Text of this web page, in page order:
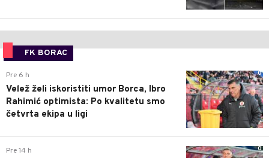
FK BORAC
0
Pre 6 h
Velež želi iskoristiti umor Borca, Ibro
Rahimić optimista: Po kvalitetu smo
četvrta ekipa u ligi
0
Pre 14 h